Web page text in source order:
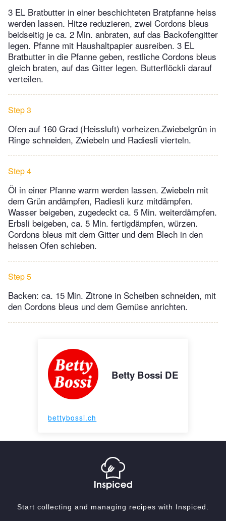
3 EL Bratbutter in einer beschichteten Bratpfanne heiss
werden lassen. Hitze reduzieren, zwei Cordons bleus
beidseitig je ca. 2 Min. anbraten, auf das Backofengitter
legen. Pfanne mit Haushaltpapier ausreiben. 3 EL
Bratbutter in die Pfanne geben, restliche Cordons bleus
gleich braten, auf das Gitter legen. Butterflöckli darauf
verteilen.
Step 3
Ofen auf 160 Grad (Heissluft) vorheizen.Zwiebelgrün in
Ringe schneiden, Zwiebeln und Radiesli vierteln.
Step 4
Öl in einer Pfanne warm werden lassen. Zwiebeln mit
dem Grün andämpfen, Radiesli kurz mitdämpfen.
Wasser beigeben, zugedeckt ca. 5 Min. weiterdämpfen.
Erbsli beigeben, ca. 5 Min. fertigdämpfen, würzen.
Cordons bleus mit dem Gitter und dem Blech in den
heissen Ofen schieben.
Step 5
Backen: ca. 15 Min. Zitrone in Scheiben schneiden, mit
den Cordons bleus und dem Gemüse anrichten.
Betty Bossi DE
bettybossi.ch
Start collecting and managing recipes with Inspiced.